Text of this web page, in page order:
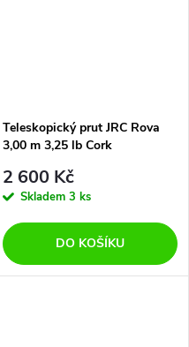
Teleskopický prut JRC Rova
3,00 m 3,25 lb Cork
2 600 Kč
Skladem 3 ks
DO KOŠÍKU